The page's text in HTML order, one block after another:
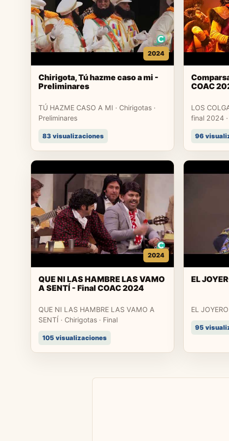
2024
Chirigota, Tú hazme caso a mi -
Preliminares
TÚ HAZME CASO A MI · Chirigotas ·
Preliminares
83 visualizaciones
COAC
LOS
final 2024 ·
96
2024
QUE NI LAS HAMBRE LAS VAMO
A SENTÍ - Final COAC 2024
QUE NI LAS HAMBRE LAS VAMO A
SENTÍ · Chirigotas · Final
105 visualizaciones
EL
EL
95